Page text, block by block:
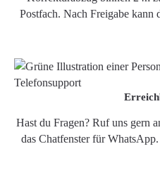
Postfach. Nach Freigabe kann
Hast du Fragen? Ruf uns gern
das Chatfenster für